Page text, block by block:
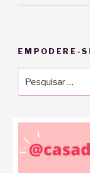
EMPODERE-
por: